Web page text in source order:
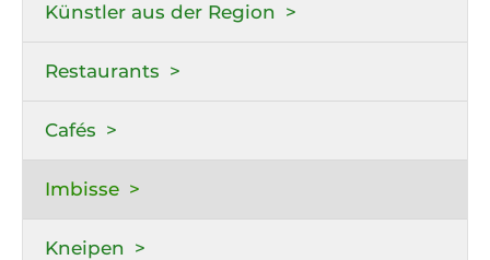
Künstler aus der Region
Restaurants
Cafés
Imbisse
Kneipen